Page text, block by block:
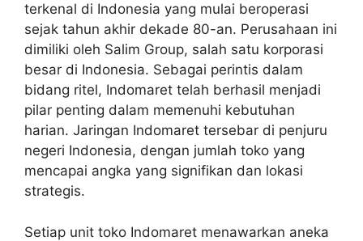
terkenal di Indonesia yang mulai beroperasi
sejak tahun akhir dekade 80-an. Perusahaan ini
dimiliki oleh Salim Group, salah satu korporasi
besar di Indonesia. Sebagai perintis dalam
bidang ritel, Indomaret telah berhasil menjadi
pilar penting dalam memenuhi kebutuhan
harian. Jaringan Indomaret tersebar di penjuru
negeri Indonesia, dengan jumlah toko yang
mencapai angka yang signifikan dan lokasi
strategis.
Setiap unit toko Indomaret menawarkan aneka